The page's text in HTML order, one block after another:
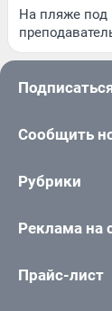
На пляже под
Сообщить
Рубрики
Реклама на
Прайс-лист